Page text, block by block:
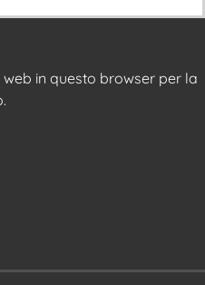
in questo browser per la